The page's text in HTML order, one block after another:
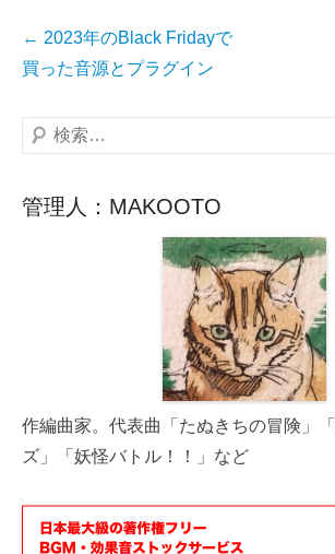
投
稿
ビ
ゲ
シ
← 2023年のBlack Fridayで
買った音源とプラグイン
検
管理人：MAKOOTO
作編曲家。代表曲「たぬきちの冒険」
ズ」「妖怪バトル！！」など